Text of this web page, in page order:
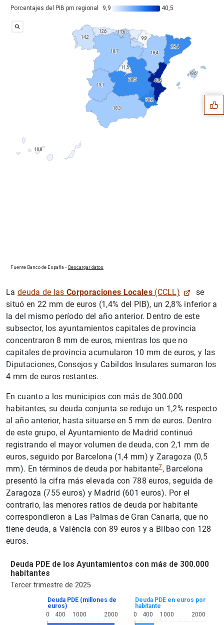
La deuda de lasCorporaciones Locales(CCLL)
se
situó en 22 mm de euros (1,4% del PIB), un 2,8% inferior a
la del mismo período del año anterior. Dentro de este
subsector, los ayuntamientos capitales de provincia
concentraron 8 mm de euros, mientras los que no
capitales de provincia acumularon 10 mm de euros, y las
Diputaciones, Consejos y Cabildos Insulares sumaron los
4 mm de euros restantes.
En cuanto a los municipios con más de 300.000
habitantes, su deuda conjunta se redujo un 1,2% respecto
al año anterior, hasta situarse en 5 mm de euros. Dentro
de este grupo, el Ayuntamiento de Madrid continuó
registrando el mayor volumen de deuda, con 2,1 mm de
euros, seguido por Barcelona (1,4 mm) y Zaragoza (0,5
mm). En términos de deuda por habitante7, Barcelona
presentó la cifra más elevada con 788 euros, seguida de
Zaragoza (755 euros) y Madrid (601 euros). Por el
contrario, las menores ratios de deuda por habitante
correspondieron a Las Palmas de Gran Canaria, que no
tiene deuda, a València con 89 euros y a Bilbao con 128
euros.
Sugerencias